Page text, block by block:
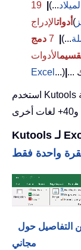
...)
19
أدواتالإدراج (
...)
7 دمج
الأدوات
Excel ...)
استخدم Kutools باللغة التي تفضلها – يدعم الإنجليزية
مجاني